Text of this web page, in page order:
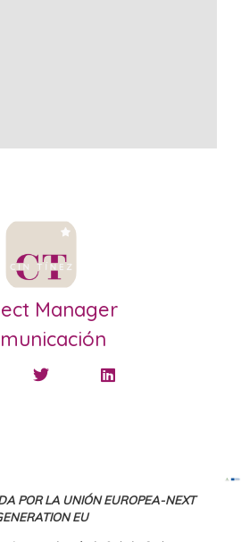
Manager
POR LA UNIÓN EUROPEA-NEXT
EU